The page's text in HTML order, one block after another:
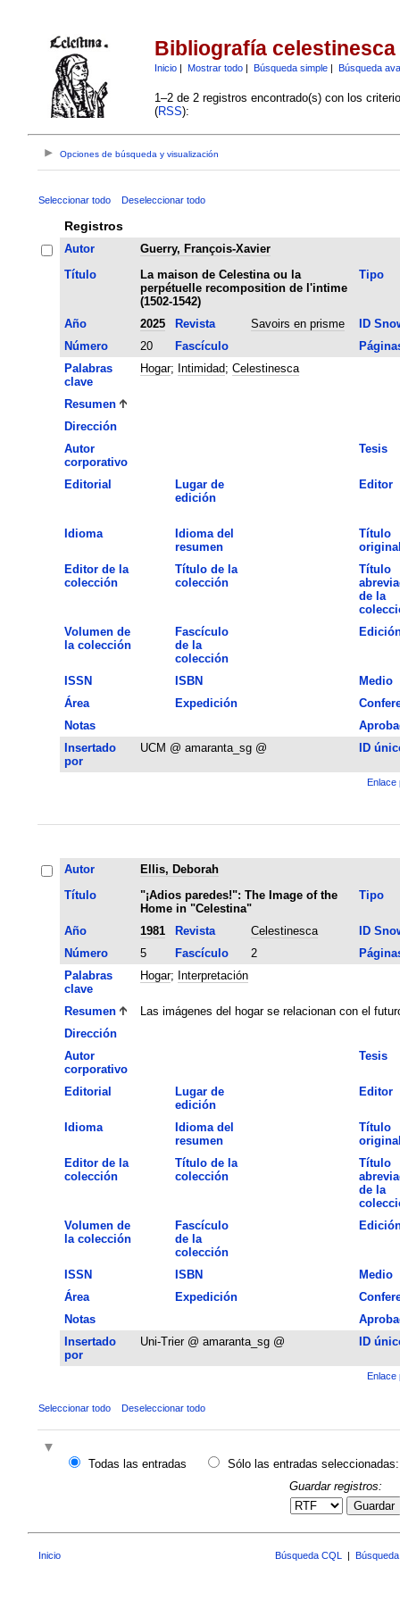
Bibliografía celestinesca
Inicio| Mostrar todo| Búsqueda simple| Búsqueda
1–2 de 2 registros encontrado(s) con los
(RSS):
Opciones de búsqueda y visualización
Seleccionar todo Deseleccionar todo
Registros
Autor
Guerry, François-Xavier
Título
La maison de Celestina ou la
perpétuelle recomposition de l'intime
(1502-1542)
Tipo
Año 2025 Revista Savoirs en prisme
ID
Número
20 Fascículo
Palabras
clave
Hogar; Intimidad; Celestinesca
Resumen
Dirección
Autor
corporativo
Tesis
Editorial
Lugar de
edición
Editor
Idioma
Idioma del
resumen
Título
Editor de la
colección
Título de la
colección
Título
de la
Volumen de
la colección
Fascículo
de la
colección
ISSN ISBN
Medio
Área
Expedición
Notas
Insertado
por
UCM @ amaranta_sg @ ID
Enlace
Autor
Ellis, Deborah
Título
"¡Adios paredes!": The Image of the
Home in "Celestina"
Tipo
Año 1981 Revista Celestinesca
ID
Número
5 Fascículo 2
Palabras
clave
Hogar; Interpretación
Resumen
Las imágenes del hogar se relacionan con el
Dirección
Autor
corporativo
Tesis
Editorial
Lugar de
edición
Editor
Idioma
Idioma del
resumen
Título
Editor de la
colección
Título de la
colección
Título
de la
Volumen de
la colección
Fascículo
de la
colección
ISSN ISBN
Medio
Área
Expedición
Notas
Insertado
por
Uni-Trier @ amaranta_sg @ ID
Enlace
Seleccionar todo Deseleccionar todo
Todas las entradas
Sólo las entradas seleccionadas:
Guardar registros:
Guardar
Inicio Búsqueda CQL